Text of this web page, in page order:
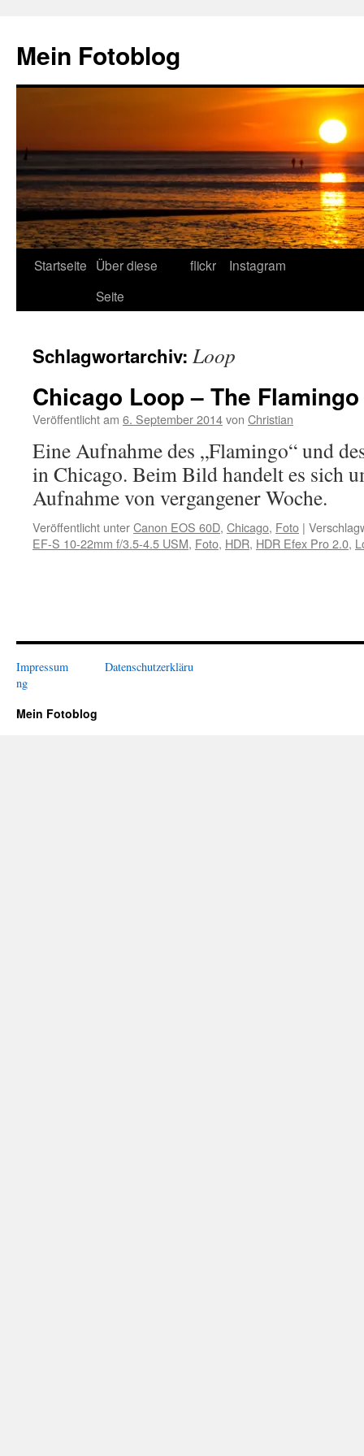
springen
Mein Fotoblog
Startseite Über diese
Seite
flickr Instagram
Schlagwortarchiv: Loop
Chicago Loop – The
Veröffentlicht am 6. September 2014von Christian
Eine Aufnahme des „Flamingo“ und
in Chicago. Beim Bild handelt es sich
Aufnahme von vergangener Woche.
Veröffentlicht unterCanon EOS 60D, Chicago, Foto |
EF-S 10-22mm f/3.5-4.5 USM, Foto, HDR, HDR Efex Pro 2.0,
Impressum
Datenschutzerkläru
ng
Mein Fotoblog